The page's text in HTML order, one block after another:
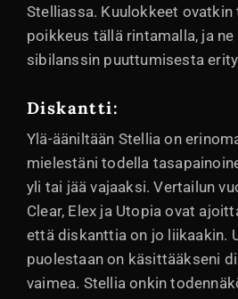
Stelliassa. Kuulokkeet ovatkin
poikkeus tällä rintamalla, ja
sibilanssin puuttumisesta
Diskantti:
Ylä-ääniltään Stellia on
mielestäni todella
yli tai jää vajaaksi. Vertailun
Clear, Elex ja Utopia ovat
että diskanttia on jo liikaakin.
puolestaan on käsittääkseni
vaimea. Stellia onkin